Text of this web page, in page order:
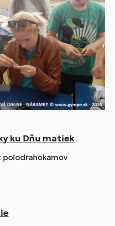
ku Dňu matiek
polodrahokamov